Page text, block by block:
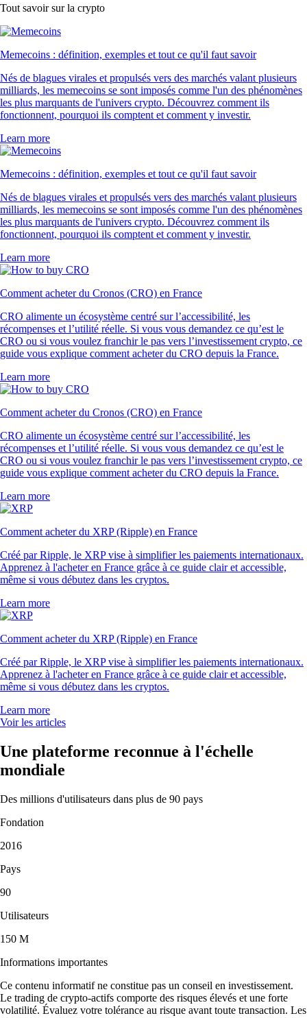
Tout savoir sur la crypto
Memecoins : définition, exemples et tout ce qu'il faut savoir
Nés de blagues virales et propulsés vers des marchés valant plusieurs
milliards, les memecoins se sont imposés comme l'un des phénomènes
les plus marquants de l'univers crypto. Découvrez comment ils
fonctionnent, pourquoi ils comptent et comment y investir.
Learn more
Memecoins : définition, exemples et tout ce qu'il faut savoir
Nés de blagues virales et propulsés vers des marchés valant plusieurs
milliards, les memecoins se sont imposés comme l'un des phénomènes
les plus marquants de l'univers crypto. Découvrez comment ils
fonctionnent, pourquoi ils comptent et comment y investir.
Learn more
Comment acheter du Cronos (CRO) en France
CRO alimente un écosystème centré sur l’accessibilité, les
récompenses et l’utilité réelle. Si vous vous demandez ce qu’est le
CRO ou si vous voulez franchir le pas vers l’investissement crypto, ce
guide vous explique comment acheter du CRO depuis la France.
Learn more
Comment acheter du Cronos (CRO) en France
CRO alimente un écosystème centré sur l’accessibilité, les
récompenses et l’utilité réelle. Si vous vous demandez ce qu’est le
CRO ou si vous voulez franchir le pas vers l’investissement crypto, ce
guide vous explique comment acheter du CRO depuis la France.
Learn more
Comment acheter du XRP (Ripple) en France
Créé par Ripple, le XRP vise à simplifier les paiements internationaux.
Apprenez à l'acheter en France grâce à ce guide clair et accessible,
même si vous débutez dans les cryptos.
Learn more
Comment acheter du XRP (Ripple) en France
Créé par Ripple, le XRP vise à simplifier les paiements internationaux.
Apprenez à l'acheter en France grâce à ce guide clair et accessible,
même si vous débutez dans les cryptos.
Learn more
Voir les articles
Une plateforme reconnue à l'échelle
mondiale
Des millions d'utilisateurs dans plus de 90 pays
Fondation
2016
Pays
90
Utilisateurs
150 M
Informations importantes
Ce contenu informatif ne constitue pas un conseil en investissement.
Le trading de crypto-actifs comporte des risques élevés et une forte
volatilité. Évaluez votre tolérance au risque avant toute transaction. Les